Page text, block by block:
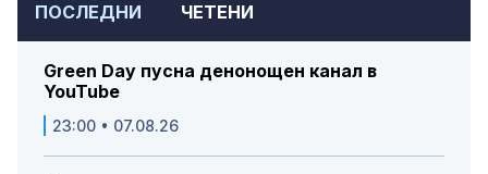
ПОСЛЕДНИ ЧЕТЕНИ
Green Day пусна денонощен канал в
YouTube
23:00 • 07.08.26